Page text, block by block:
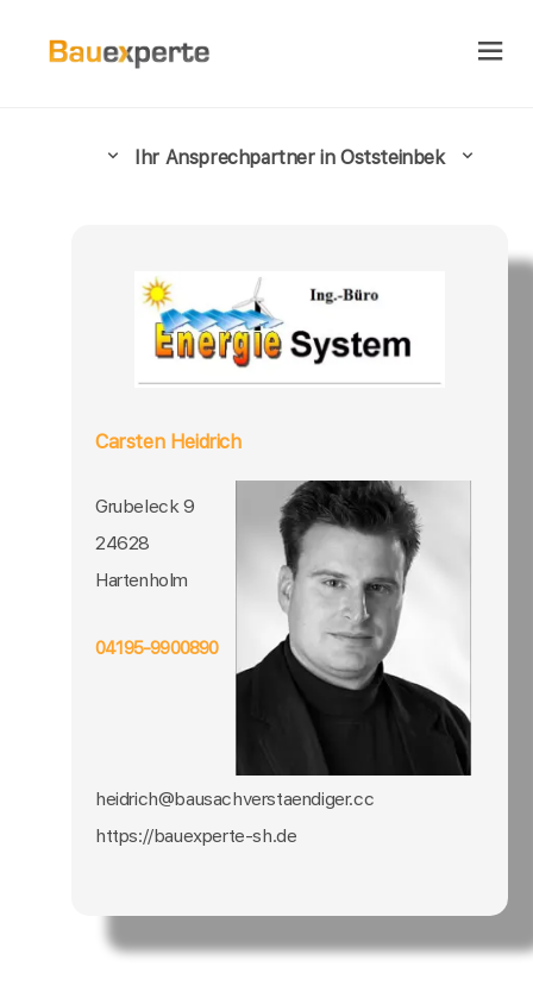
Ihr Ansprechpartner in Oststeinbek
Carsten Heidrich
Grubeleck 9
24628
Hartenholm
04195-9900890
heidrich@bausachverstaendiger.cc
https://bauexperte-sh.de